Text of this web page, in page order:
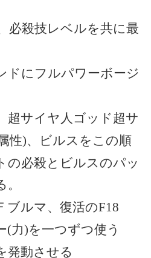
必殺技レベルを共に最
ドにフルパワーボージ
超サイヤ人ゴッド超サ
性)、ビルスをこの順
の必殺とビルスのパッ
ブルマ、復活のF18
(力)を一つずつ使う
発動させる